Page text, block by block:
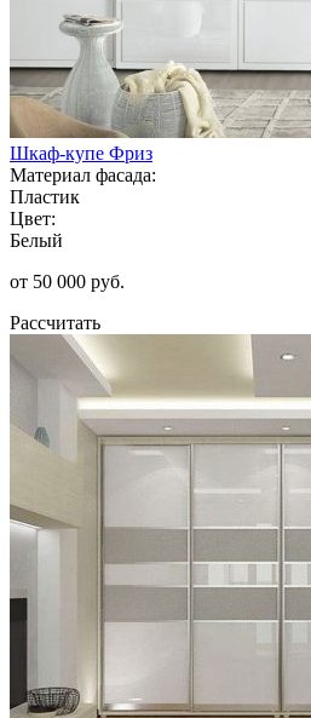
Шкаф-купе Фриз
Материал фасада:
Пластик
Цвет:
Белый
от 50 000 руб.
Рассчитать